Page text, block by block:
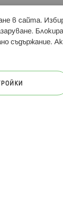
Последвайте ни:
в сайта.
съдържание.